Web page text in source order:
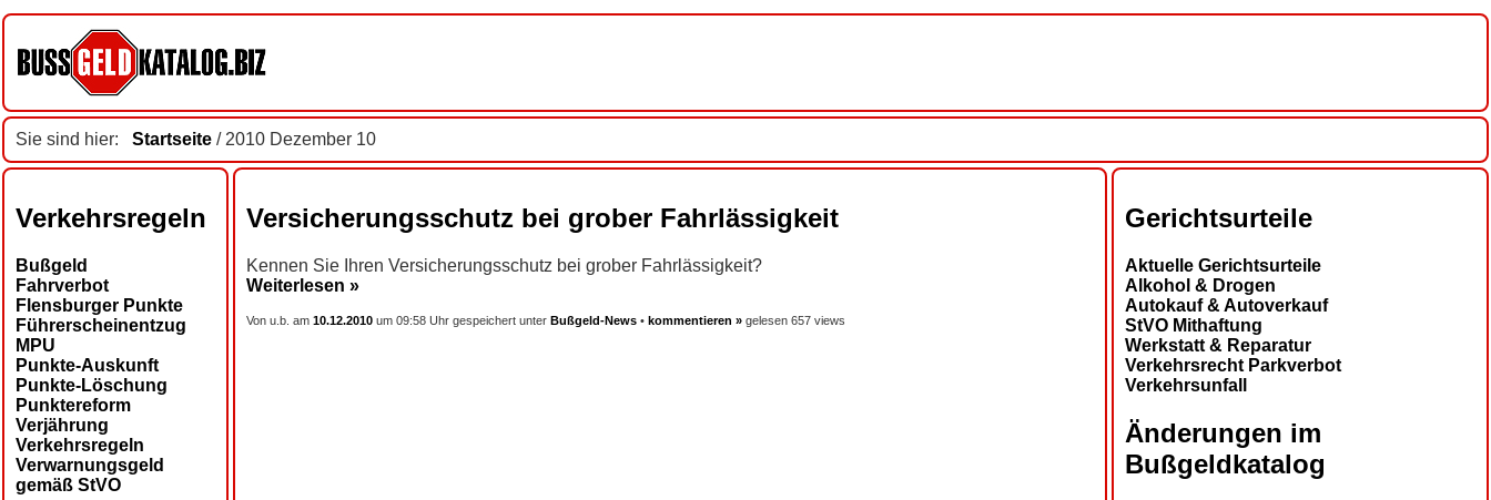
Sie sind hier: Startseite / 2010 Dezember 10
Verkehrsregeln
Bußgeld
Fahrverbot
Flensburger Punkte
Führerscheinentzug
MPU
Punkte-Auskunft
Punkte-Löschung
Punktereform
Verjährung
Verkehrsregeln
Verwarnungsgeld
gemäß StVO
Versicherungsschutz bei grober Fahrlässigkeit
Kennen Sie Ihren Versicherungsschutz bei grober Fahrlässigkeit?
Weiterlesen »
Von u.b. am 10.12.2010 um 09:58 Uhr gespeichert unter Bußgeld-News • kommentieren » gelesen 657 views
Gerichtsurteile
Aktuelle Gerichtsurteile
Alkohol & Drogen
Autokauf & Autoverkauf
StVO Mithaftung
Werkstatt & Reparatur
Verkehrsrecht Parkverbot
Verkehrsunfall
Änderungen im
Bußgeldkatalog